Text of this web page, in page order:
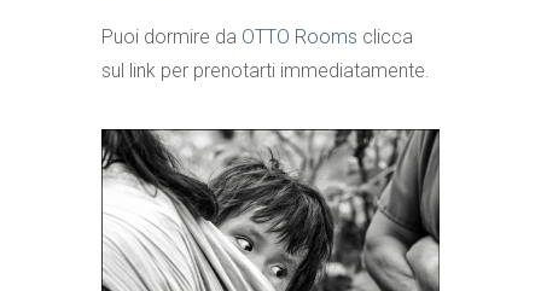
Puoi dormire da OTTO Rooms clicca
sul link per prenotarti immediatamente.